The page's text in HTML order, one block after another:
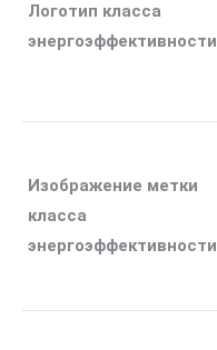
Логотип класса
энергоэффективности
Изображение метки
класса
энергоэффективности